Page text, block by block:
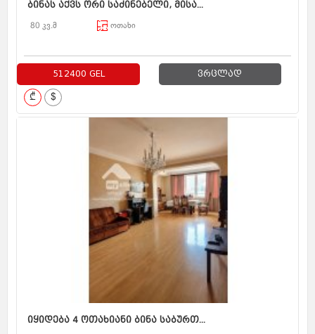
ბინას აქვს ორი საძინებელი, მისა...
80 კვ.მ ოთახი
512400 GEL ვრცლად
₾ $
იყიდება 4 ოთახიანი ბინა საბურთ...